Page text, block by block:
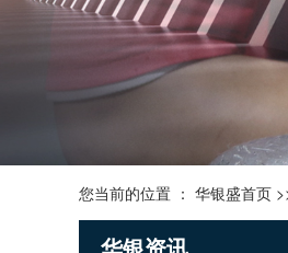
您当前的位置 ： 华银盛首页